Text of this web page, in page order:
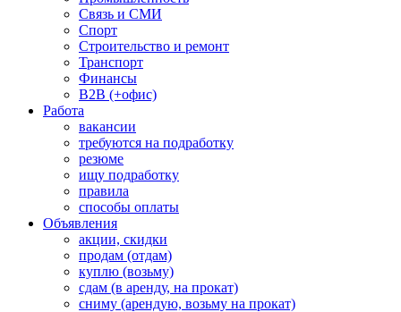
Связь и СМИ
Спорт
Строительство и ремонт
Транспорт
Финансы
B2B (+офис)
Работа
вакансии
требуются на подработку
резюме
ищу подработку
правила
способы оплаты
Объявления
акции, скидки
продам (отдам)
куплю (возьму)
сдам (в аренду, на прокат)
сниму (арендую, возьму на прокат)